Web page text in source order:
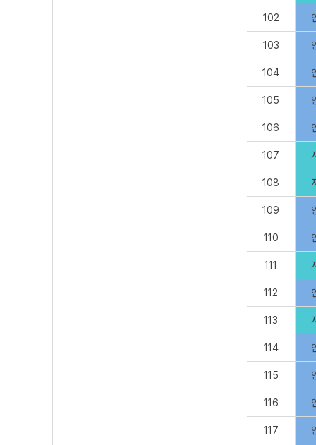
102
103
104
105
106
107
108
109
110
111
112
113
114
115
116
117